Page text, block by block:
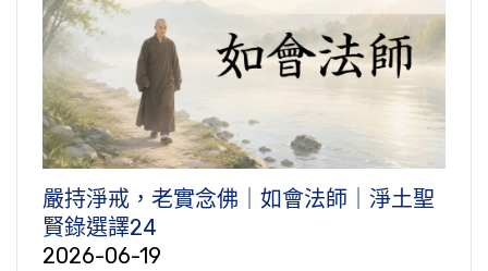
嚴持淨戒，老實念佛｜如會法師｜淨土聖
賢錄選譯24
2026-06-19